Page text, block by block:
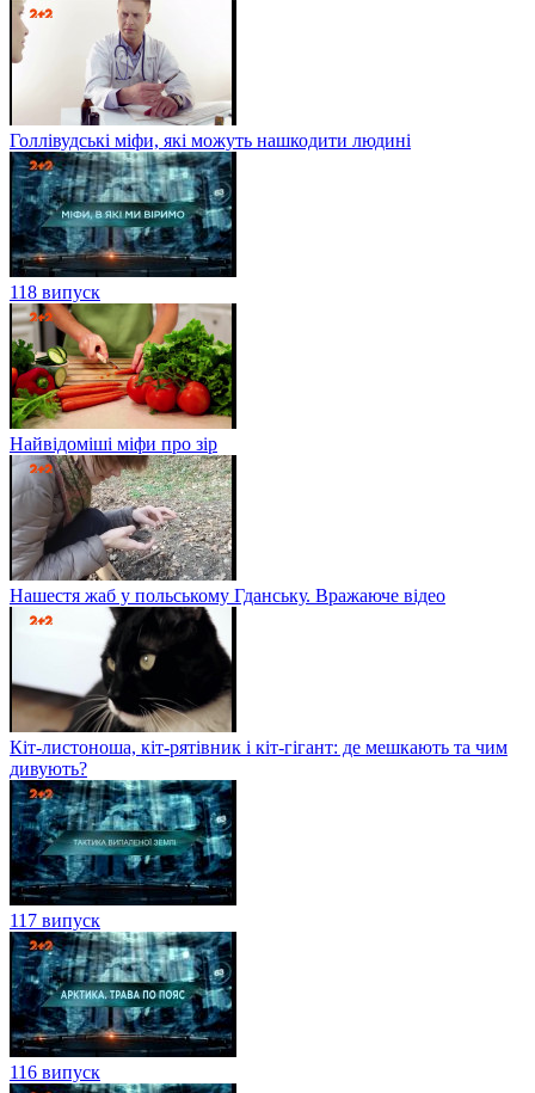
Голлівудські міфи, які можуть нашкодити людині
118 випуск
Найвідоміші міфи про зір
Нашестя жаб у польському Гданську. Вражаюче відео
Кіт-листоноша, кіт-рятівник і кіт-гігант: де мешкають та чим
дивують?
117 випуск
116 випуск